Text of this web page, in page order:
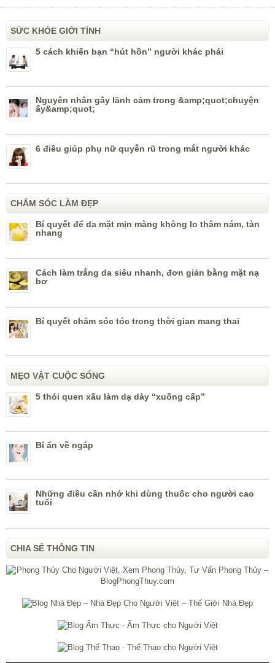
SỨC KHỎE GIỚI TÍNH
5 cách khiến bạn “hút hồn” người khác phái
Nguyên nhân gây lãnh cảm trong &amp;quot;chuyện
ấy&amp;quot;
6 điều giúp phụ nữ quyễn rũ trong mắt người khác
CHĂM SÓC LÀM ĐẸP
Bí quyết để da mặt mịn màng không lo thâm nám, tàn
nhang
Cách làm trắng da siêu nhanh, đơn giản bằng mặt nạ
bơ
Bí quyết chăm sóc tóc trong thời gian mang thai
MẸO VẶT CUỘC SỐNG
5 thói quen xấu làm dạ dày “xuống cấp”
Bí ẩn về ngáp
Những điều cần nhớ khi dùng thuốc cho người cao
tuổi
CHIA SẺ THÔNG TIN